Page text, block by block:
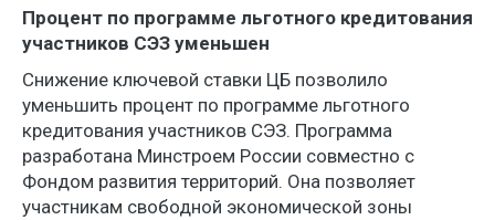
Процент по программе льготного кредитования
участников СЭЗ уменьшен
Снижение ключевой ставки ЦБ позволило
уменьшить процент по программе льготного
кредитования участников СЭЗ. Программа
разработана Минстроем России совместно с
Фондом развития территорий. Она позволяет
участникам свободной экономической зоны